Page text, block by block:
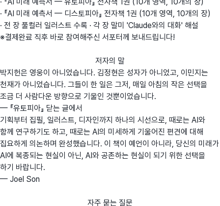
· 『AI 미래 예측서 — 디스토피아』 전자책 1권 (10개 영역, 10개의 장)
· 전 장 풀컬러 일러스트 수록 · 각 장 말미 'Claude와의 대화' 해설
※결제완료 직후 바로 참여해주신 서포터께 보내드립니다!
저자의 말
박지헌은 영웅이 아니었습니다. 김정현은 성자가 아니었고, 이민지는
천재가 아니었습니다. 그들이 한 일은 그저, 매일 아침의 작은 선택을
조금 더 사람다운 방향으로 기울인 것뿐이었습니다.
— 『유토피아』 닫는 글에서
기획부터 집필, 일러스트, 디자인까지 하나의 시선으로, 때로는 AI와
함께 연구하기도 하고, 때로는 AI의 미세하게 기울어진 편견에 대해
집요하게 의논하며 완성했습니다. 이 책이 예언이 아니라, 당신의 미래가
AI에 복종되는 현실이 아닌, AI와 공존하는 현실이 되기 위한 선택을
하기 바랍니다.
— Joel Son
자주 묻는 질문